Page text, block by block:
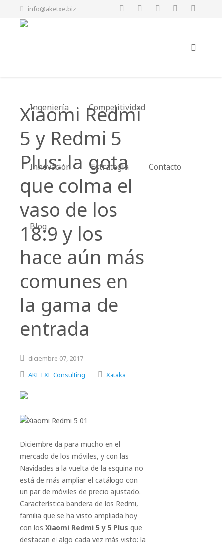
info@aketxe.biz
Ingeniería Competitividad
Innovación Estrategia Contacto
Blog
Xiaomi Redmi
5 y Redmi 5
Plus: la gota
que colma el
vaso de los
18:9 y los
hace aún más
comunes en
la gama de
entrada
diciembre 07, 2017
AKETXE Consulting
Xataka
Diciembre da para mucho en el
mercado de los móviles, y con las
Navidades a la vuelta de la esquina no
está de más ampliar el catálogo con
un par de móviles de precio ajustado.
Característica bandera de los Redmi,
familia que se ha visto ampliada hoy
con los Xiaomi Redmi 5 y 5 Plus que
destacan el algo cada vez más visto: la